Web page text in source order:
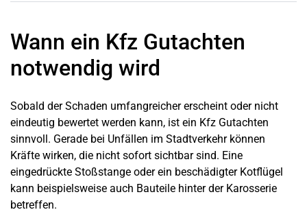
Wann ein Kfz Gutachten
notwendig wird
Sobald der Schaden umfangreicher erscheint oder nicht
eindeutig bewertet werden kann, ist ein Kfz Gutachten
sinnvoll. Gerade bei Unfällen im Stadtverkehr können
Kräfte wirken, die nicht sofort sichtbar sind. Eine
eingedrückte Stoßstange oder ein beschädigter Kotflügel
kann beispielsweise auch Bauteile hinter der Karosserie
betreffen.